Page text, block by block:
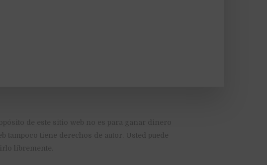
tampoco tiene derechos de autor. Usted puede
libremente.